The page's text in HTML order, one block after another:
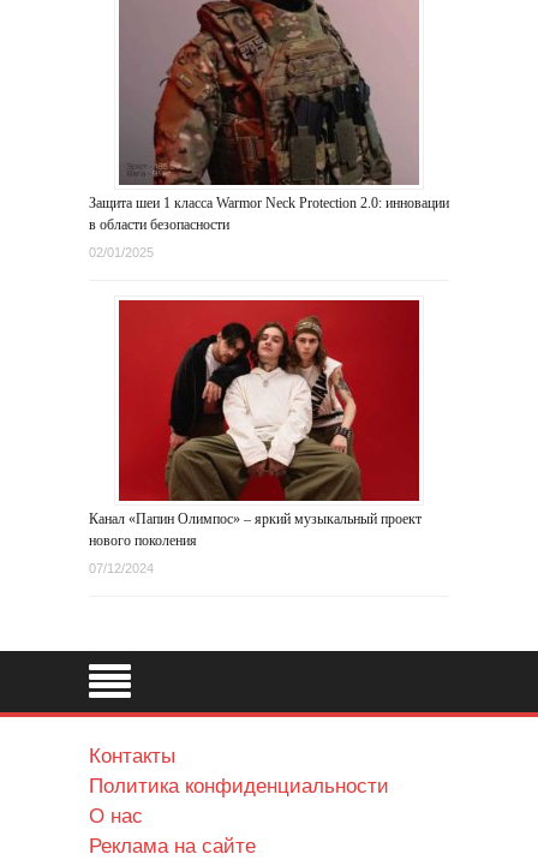
Защита шеи 1 класса Warmor Neck Protection 2.0: инновации
в области безопасности
02/01/2025
Канал «Папин Олимпос» – яркий музыкальный проект
нового поколения
07/12/2024
Контакты
Политика конфиденциальности
О нас
Реклама на сайте